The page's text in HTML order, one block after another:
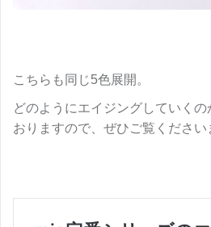
こちらも同じ5色展開。
どのようにエイジングしていく
おりますので、ぜひご覧ください